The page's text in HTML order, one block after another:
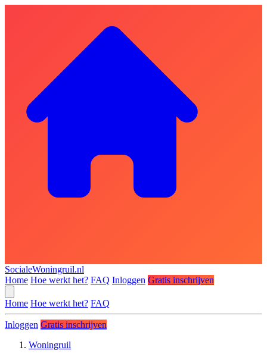
SocialeWoningruil.nl
Home Hoe werkt het? FAQ Inloggen Gratis inschrijven
Home Hoe werkt het? FAQ
Inloggen Gratis inschrijven
Woningruil